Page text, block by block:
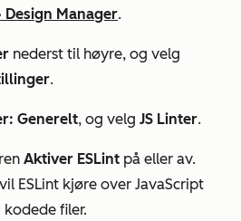
Design Manager.
nederst til høyre, og velg
.
Generelt, og velg JS Linter.
Aktiver ESLint på eller av.
ESLint kjøre over JavaScript
kodede filer.